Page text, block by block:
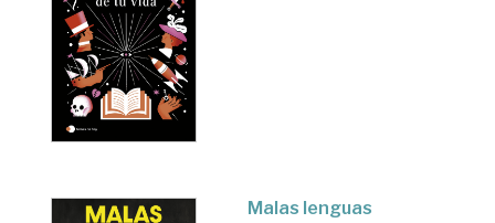
Malas lenguas